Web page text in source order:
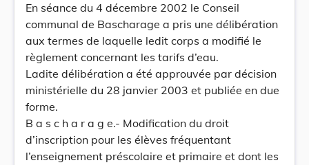
En séance du 4 décembre 2002 le Conseil
communal de Bascharage a pris une délibération
aux termes de laquelle ledit corps a modifié le
règlement concernant les tarifs d’eau.
Ladite délibération a été approuvée par décision
ministérielle du 28 janvier 2003 et publiée en due
forme.
B a s c h a r a g e.- Modification du droit
d’inscription pour les élèves fréquentant
l’enseignement préscolaire et primaire et dont les